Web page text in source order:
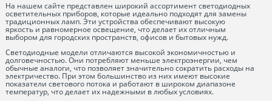
На нашем сайте представлен широкий ассортимент светодиодных
осветительных приборов, которые идеально подходят для замены
традиционных ламп. Эти устройства обеспечивают высокую
яркость и равномерное освещение, что делает их отличным
выбором для городских пространств, офисов и бытовых нужд.
Светодиодные модели отличаются высокой экономичностью и
долговечностью. Они потребляют меньше электроэнергии, чем
обычные аналоги, что позволяет значительно сократить расходы на
электричество. При этом большинство из них имеют высокие
показатели светового потока и работают в широком диапазоне
температур, что делает их надежными в любых условиях.